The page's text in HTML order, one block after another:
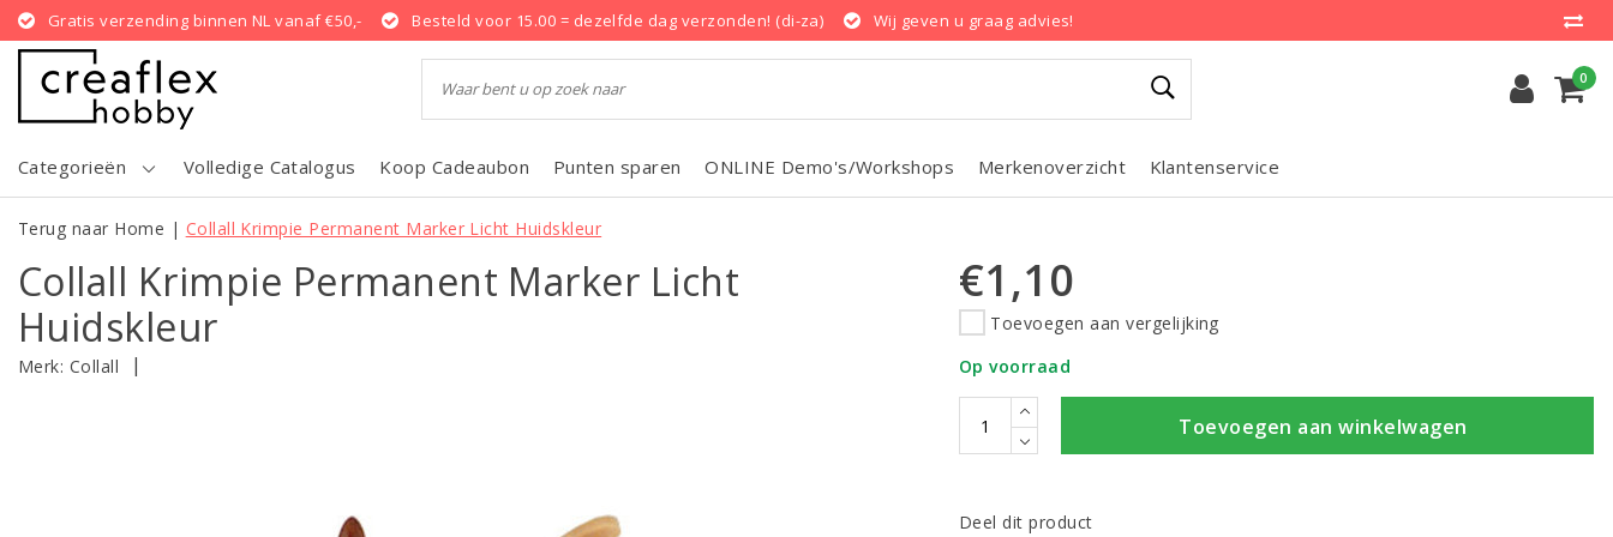
Gratis verzending binnen NL vanaf €50,- Besteld voor 15.00 = dezelfde dag verzonden! (di-za) Wij geven u graag advies!
0
Categorieën Volledige Catalogus Koop Cadeaubon Punten sparen ONLINE Demo's/Workshops Merkenoverzicht Klantenservice
Terug naar Home | Collall Krimpie Permanent Marker Licht Huidskleur
Collall Krimpie Permanent Marker Licht
Huidskleur
Merk: Collall |
€1,10
Toevoegen aan vergelijking
Op voorraad
Toevoegen aan winkelwagen
Deel dit product